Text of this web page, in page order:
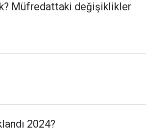
Müfredattaki değişiklikler
2024?